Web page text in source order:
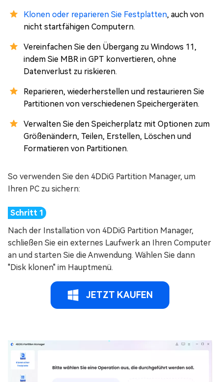
Klonen oder reparieren Sie Festplatten, auch von
nicht startfähigen Computern.
Vereinfachen Sie den Übergang zu Windows 11,
indem Sie MBR in GPT konvertieren, ohne
Datenverlust zu riskieren.
Reparieren, wiederherstellen und restaurieren Sie
Partitionen von verschiedenen Speichergeräten.
Verwalten Sie den Speicherplatz mit Optionen zum
Größenändern, Teilen, Erstellen, Löschen und
Formatieren von Partitionen.
So verwenden Sie den 4DDiG Partition Manager, um
Ihren PC zu sichern:
Nach der Installation von 4DDiG Partition Manager,
schließen Sie ein externes Laufwerk an Ihren Computer
an und starten Sie die Anwendung. Wählen Sie dann
"Disk klonen" im Hauptmenü.
JETZT KAUFEN